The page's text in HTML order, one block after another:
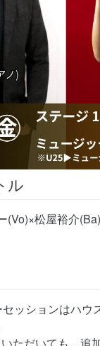
ル
(Vo)×松屋裕介
ッションはハ